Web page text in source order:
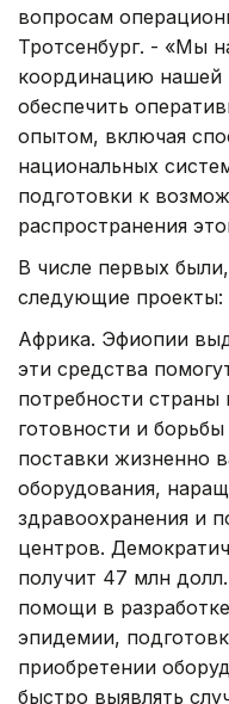
вопросам
Тротсенбург. - «Мы
координацию нашей
обеспечить
опытом, включая
национальных
подготовки к
распространения
В числе первых
следующие проекты:
Африка. Эфиопии
эти средства
потребности страны
готовности и
поставки жизненно
оборудования,
здравоохранения и
центров.
получит 47 млн
помощи в
эпидемии,
приобретении
быстро выявлять